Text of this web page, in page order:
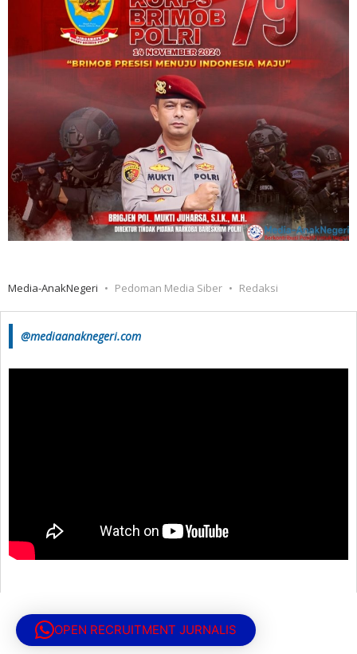
Media-AnakNegeri Pedoman Media Siber Redaksi
@mediaanaknegeri.com
OPEN RECRUITMENT JURNALIS